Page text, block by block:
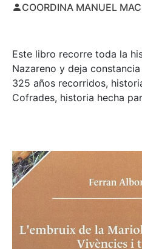
COORDINA MANUEL
Este libro recorre toda la
Nazareno y deja
325 años recorridos,
Cofrades, historia hecha